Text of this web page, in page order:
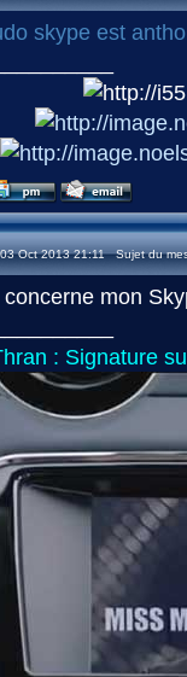
skype est
Oct 2013 21:11 Sujet du
mon
: Signature